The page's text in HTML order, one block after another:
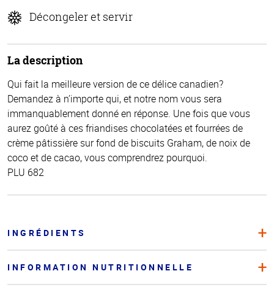
Décongeler et servir
La description
Qui fait la meilleure version de ce délice canadien?
Demandez à n’importe qui, et notre nom vous sera
immanquablement donné en réponse. Une fois que vous
aurez goûté à ces friandises chocolatées et fourrées de
crème pâtissière sur fond de biscuits Graham, de noix de
coco et de cacao, vous comprendrez pourquoi.
PLU 682
INGRÉDIENTS
INFORMATION NUTRITIONNELLE